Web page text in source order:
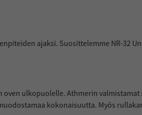
ajaksi. Suosittelemme NR-32
oven ulkopuolelle. Athmerin
kokonaisuutta. Myös